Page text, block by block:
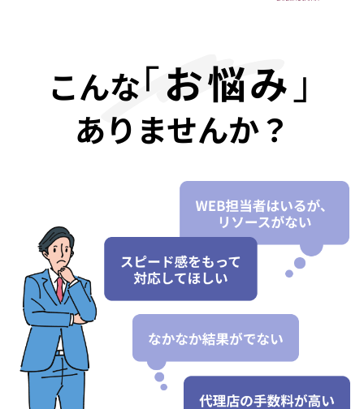
こんな｢お悩み ｣
ありませんか？